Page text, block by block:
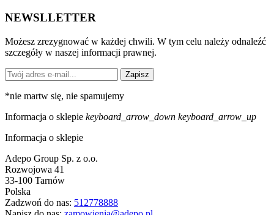
NEWSLLETTER
Możesz zrezygnować w każdej chwili. W tym celu należy odnaleźć
szczegóły w naszej informacji prawnej.
Zapisz
*nie martw się, nie spamujemy
Informacja o sklepie keyboard_arrow_down keyboard_arrow_up
Informacja o sklepie
Adepo Group Sp. z o.o.
Rozwojowa 41
33-100 Tarnów
Polska
Zadzwoń do nas: 512778888